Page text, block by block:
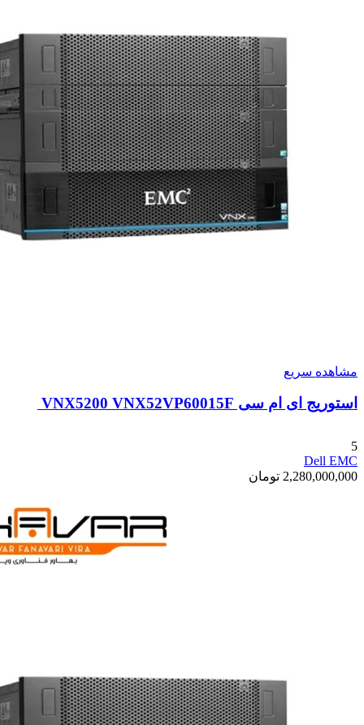
مشاهده سریع
استوریج ای ام سی VNX5200 VNX52VP60015F
5
Dell EMC
2,280,000,000 تومان